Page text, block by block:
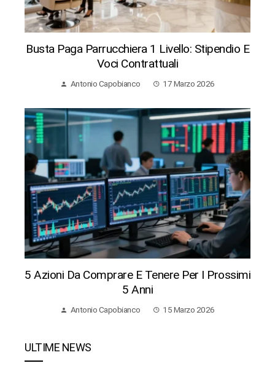
Busta Paga Parrucchiera 1 Livello: Stipendio E
Voci Contrattuali
Antonio Capobianco 17 Marzo 2026
5 Azioni Da Comprare E Tenere Per I Prossimi
5 Anni
Antonio Capobianco 15 Marzo 2026
ULTIME NEWS